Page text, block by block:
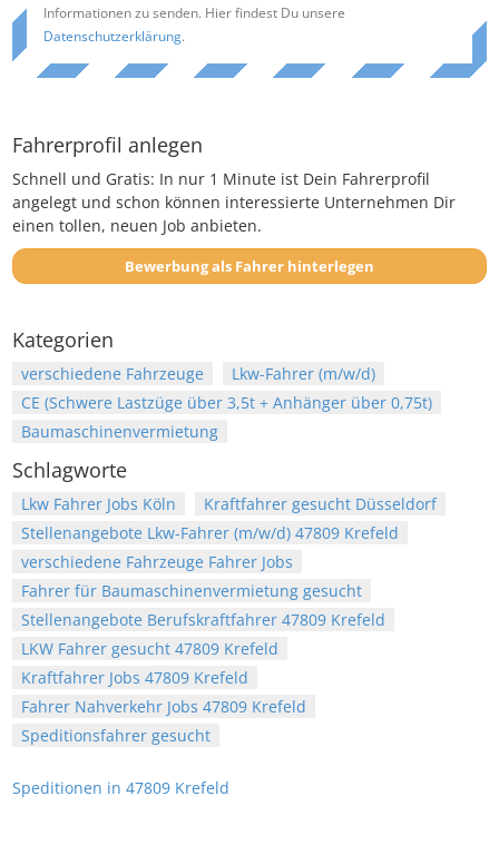
Informationen zu senden. Hier findest Du unsere
Datenschutzerklärung.
Fahrerprofil anlegen
Schnell und Gratis: In nur 1 Minute ist Dein Fahrerprofil
angelegt und schon können interessierte Unternehmen Dir
einen tollen, neuen Job anbieten.
Bewerbung als Fahrer hinterlegen
Kategorien
verschiedene Fahrzeuge
Lkw-Fahrer (m/w/d)
CE (Schwere Lastzüge über 3,5t + Anhänger über 0,75t)
Baumaschinenvermietung
Schlagworte
Lkw Fahrer Jobs Köln
Kraftfahrer gesucht Düsseldorf
Stellenangebote Lkw-Fahrer (m/w/d) 47809 Krefeld
verschiedene Fahrzeuge Fahrer Jobs
Fahrer für Baumaschinenvermietung gesucht
Stellenangebote Berufskraftfahrer 47809 Krefeld
LKW Fahrer gesucht 47809 Krefeld
Kraftfahrer Jobs 47809 Krefeld
Fahrer Nahverkehr Jobs 47809 Krefeld
Speditionsfahrer gesucht
Speditionen in 47809 Krefeld